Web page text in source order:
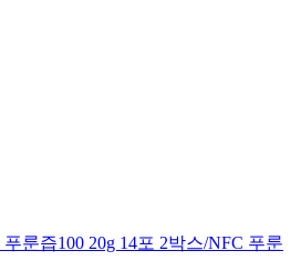
룬즙100 20g 14포 2박스/NFC 푸룬